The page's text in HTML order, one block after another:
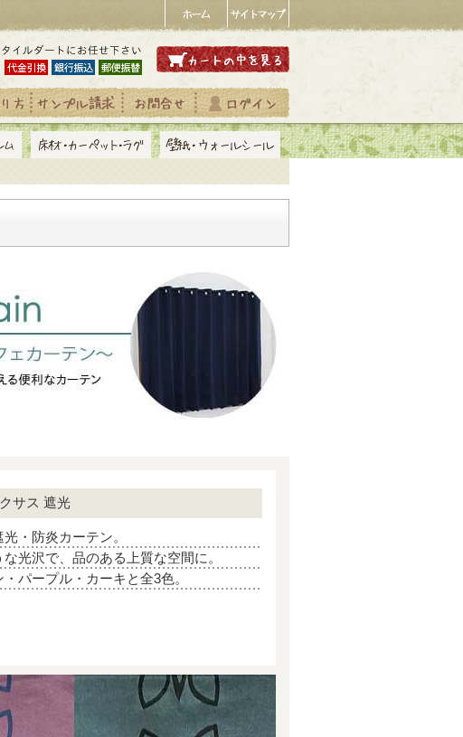
サス 遮光
・防炎カーテン。
光沢で、品のある上質な空間に。
パープル・カーキと全3色。